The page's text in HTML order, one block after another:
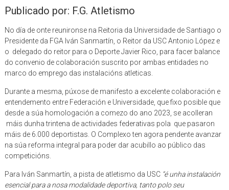
Publicado por: F.G. Atletismo
No día de onte reunironse na Reitoria da Universidade de Santiago o
Presidente da FGA Iván Sanmartín, o Reitor da USC Antonio López e
o delegado do reitor para o Deporte Javier Rico, para facer balance
do convenio de colaboración suscrito por ambas entidades no
marco do emprego das instalacións atleticas.
Durante a mesma, púxose de manifesto a excelente colaboración e
entendemento entre Federación e Universidade, que fixo posible que
desde a súa homologación a comezo do ano 2023, se acolleran
máis dunha trintena de actividades federativas pola que pasaron
máis de 6.000 deportistas. O Complexo ten agora pendente avanzar
na súa reforma integral para poder dar acubillo ao público das
competicións.
Para Iván Sanmartín, a pista de atletismo da USC “é unha instalación
esencial para a nosa modalidade deportiva, tanto polo seu